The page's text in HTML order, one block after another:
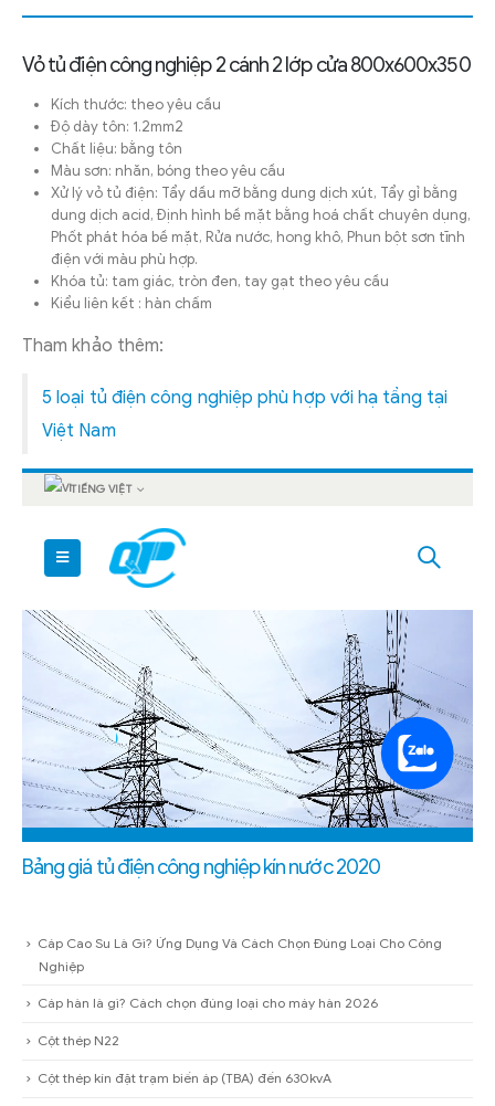
Vỏ tủ điện công nghiệp 2 cánh 2 lớp cửa 800x600x350
Kích thước: theo yêu cầu
Độ dày tôn: 1.2mm2
Chất liệu: bằng tôn
Màu sơn: nhăn, bóng theo yêu cầu
Xử lý vỏ tủ điện: Tẩy dầu mỡ bằng dung dịch xút, Tẩy gỉ bằng
dung dịch acid, Định hình bề mặt bằng hoá chất chuyên dụng,
Phốt phát hóa bề mặt, Rửa nước, hong khô, Phun bột sơn tĩnh
điện với màu phù hợp.
Khóa tủ: tam giác, tròn đen, tay gạt theo yêu cầu
Kiểu liên kết : hàn chấm
Tham khảo thêm:
5 loại tủ điện công nghiệp phù hợp với hạ tầng tại
Việt Nam
Bảng giá tủ điện công nghiệp kín nước 2020
Cáp Cao Su Là Gì? Ứng Dụng Và Cách Chọn Đúng Loại Cho Công
Nghiệp
Cáp hàn là gì? Cách chọn đúng loại cho máy hàn 2026
Cột thép N22
Cột thép kín đặt trạm biến áp (TBA) đến 630kvA